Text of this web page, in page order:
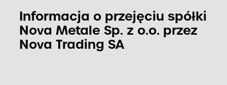
Informacja o przejęciu spółki
Nova Metale Sp. z o.o. przez
Nova Trading SA